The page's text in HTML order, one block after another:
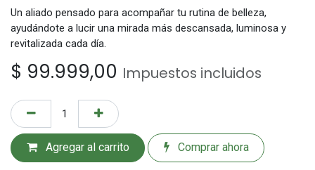
Un aliado pensado para acompañar tu rutina de belleza,
ayudándote a lucir una mirada más descansada, luminosa y
revitalizada cada día.
$ 99.999,00 Impuestos incluidos
Agregar al carrito Comprar ahora